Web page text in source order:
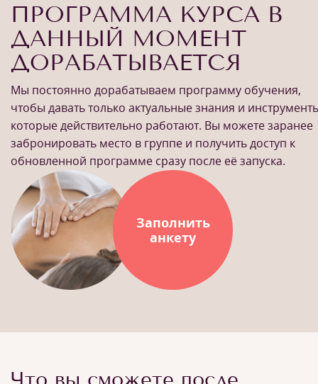
ПРОГРАММА КУРСА В
ДАННЫЙ МОМЕНТ
ДОРАБАТЫВАЕТСЯ
Мы постоянно дорабатываем программу обучения,
чтобы давать только актуальные знания и
которые действительно работают. Вы можете заранее
забронировать место в группе и получить доступ к
обновленной программе сразу после её запуска.
Заполнить
анкету